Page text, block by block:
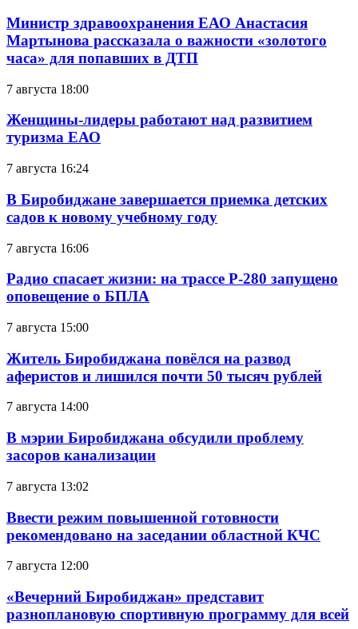
Министр здравоохранения ЕАО Анастасия
Мартынова рассказала о важности «золотого
часа» для попавших в ДТП
7 августа 18:00
Женщины-лидеры работают над развитием
туризма ЕАО
7 августа 16:24
В Биробиджане завершается приемка детских
садов к новому учебному году
7 августа 16:06
Радио спасает жизни: на трассе Р-280 запущено
оповещение о БПЛА
7 августа 15:00
Житель Биробиджана повёлся на развод
аферистов и лишился почти 50 тысяч рублей
7 августа 14:00
В мэрии Биробиджана обсудили проблему
засоров канализации
7 августа 13:02
Ввести режим повышенной готовности
рекомендовано на заседании областной КЧС
7 августа 12:00
«Вечерний Биробиджан» представит
разноплановую спортивную программу для всей